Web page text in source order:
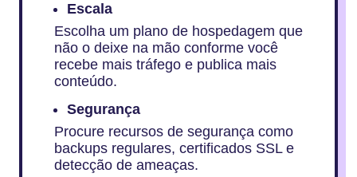
Escala
Escolha um plano de hospedagem que
não o deixe na mão conforme você
recebe mais tráfego e publica mais
conteúdo.
Segurança
Procure recursos de segurança como
backups regulares, certificados SSL e
detecção de ameaças.